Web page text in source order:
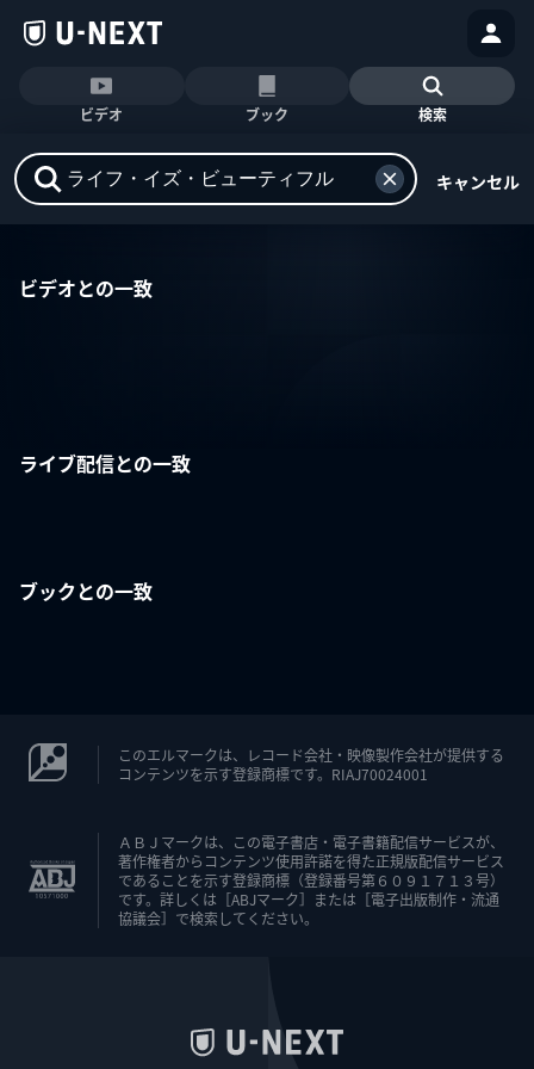
ビデオ ブック 検索
キャンセル
ビデオとの一致
ライブ配信との一致
ブックとの一致
このエルマークは、レコード会社・映像製作会社が提供する
コンテンツを示す登録商標です。RIAJ70024001
ＡＢＪマークは、この電子書店・電子書籍配信サービスが、
著作権者からコンテンツ使用許諾を得た正規版配信サービス
であることを示す登録商標（登録番号第６０９１７１３号）
です。詳しくは［ABJマーク］または［電子出版制作・流通
協議会］で検索してください。